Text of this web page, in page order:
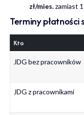
zł/mies.zamiast
Terminy płatności
Kto
JDG bez pracowników
JDG z pracownikami